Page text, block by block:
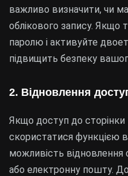
важливо визначити, чи
облікового запису. Якщо
паролю і активуйте
підвищить безпеку
2. Відновлення
Якщо доступ до сторінки
скористатися функцією
можливість відновлення
або електронну пошту.